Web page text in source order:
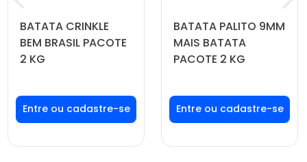
BATATA CRINKLE
BEM BRASIL PACOTE
2 KG
Faça seu login ou
cadastre-se para
ver preços e
BATATA PALITO 9MM
MAIS BATATA
PACOTE 2 KG
Faça seu login ou
cadastre-se para
ver preços e